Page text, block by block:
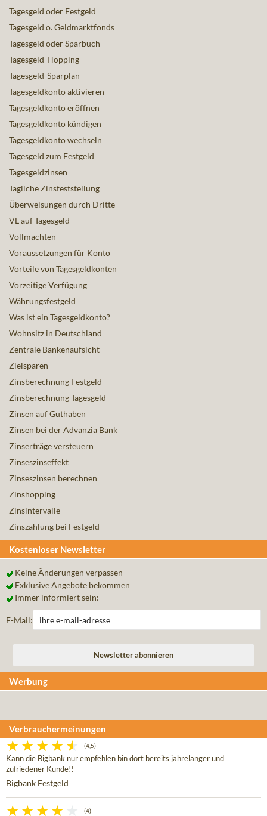
Tagesgeld oder Festgeld
Tagesgeld o. Geldmarktfonds
Tagesgeld oder Sparbuch
Tagesgeld-Hopping
Tagesgeld-Sparplan
Tagesgeldkonto aktivieren
Tagesgeldkonto eröffnen
Tagesgeldkonto kündigen
Tagesgeldkonto wechseln
Tagesgeld zum Festgeld
Tagesgeldzinsen
Tägliche Zinsfeststellung
Überweisungen durch Dritte
VL auf Tagesgeld
Vollmachten
Voraussetzungen für Konto
Vorteile von Tagesgeldkonten
Vorzeitige Verfügung
Währungsfestgeld
Was ist ein Tagesgeldkonto?
Wohnsitz in Deutschland
Zentrale Bankenaufsicht
Zielsparen
Zinsberechnung Festgeld
Zinsberechnung Tagesgeld
Zinsen auf Guthaben
Zinsen bei der Advanzia Bank
Zinserträge versteuern
Zinseszinseffekt
Zinseszinsen berechnen
Zinshopping
Zinsintervalle
Zinszahlung bei Festgeld
Kostenloser Newsletter
Keine Änderungen verpassen
Exklusive Angebote bekommen
Immer informiert sein:
E-Mail:
Werbung
Verbrauchermeinungen
(4,5)
Kann die Bigbank nur empfehlen bin dort bereits jahrelanger und
zufriedener Kunde!!
Bigbank Festgeld
(4)